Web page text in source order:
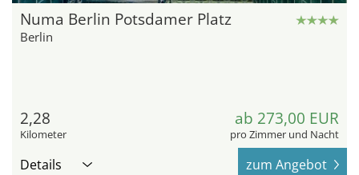
Numa Berlin Potsdamer Platz
Berlin
2,28
Kilometer
ab 273,00 EUR
pro Zimmer und Nacht
Details zum Angebot